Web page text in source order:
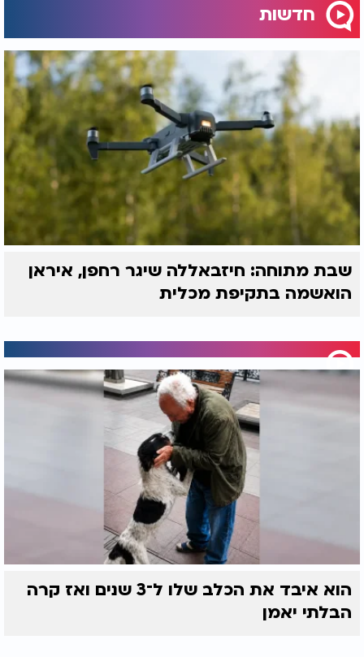
חדשות
שבת מתוחה: חיזבאללה שיגר רחפן, איראן
הואשמה בתקיפת מכלית
הוא איבד את הכלב שלו ל־3 שנים ואז קרה
הבלתי יאמן